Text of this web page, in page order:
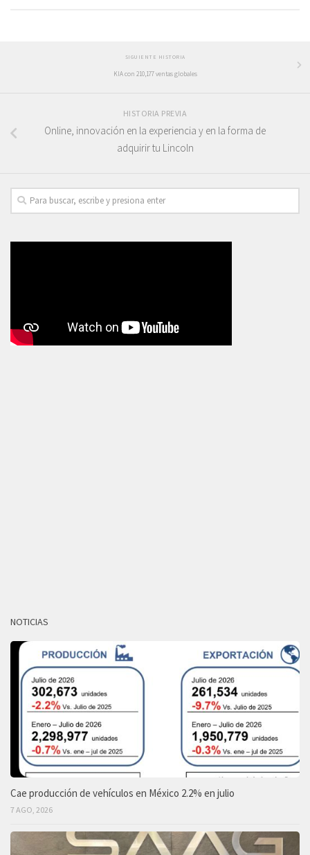
SIGUIENTE HISTORIA
KIA con 210,177 ventas globales
HISTORIA PREVIA
Online, innovación en la experiencia y en la forma de
adquirir tu Lincoln
NOTICIAS
Cae producción de vehículos en México 2.2% en julio
7 AGO, 2026